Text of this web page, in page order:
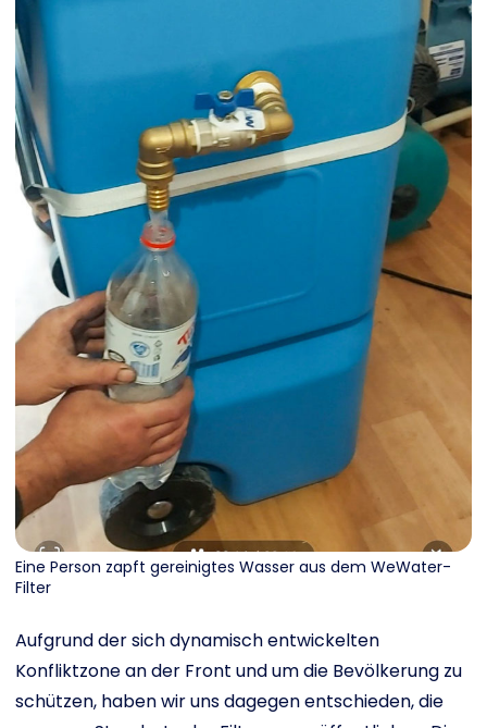
Eine Person zapft gereinigtes Wasser aus dem WeWater-
Filter
Aufgrund der sich dynamisch entwickelten
Konfliktzone an der Front und um die Bevölkerung zu
schützen, haben wir uns dagegen entschieden, die